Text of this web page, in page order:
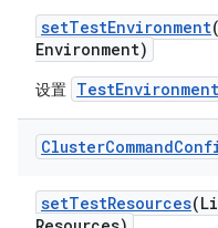
setTestEnvironment(
Environment)
设置 TestEnvironment
ClusterCommand
setTestResources